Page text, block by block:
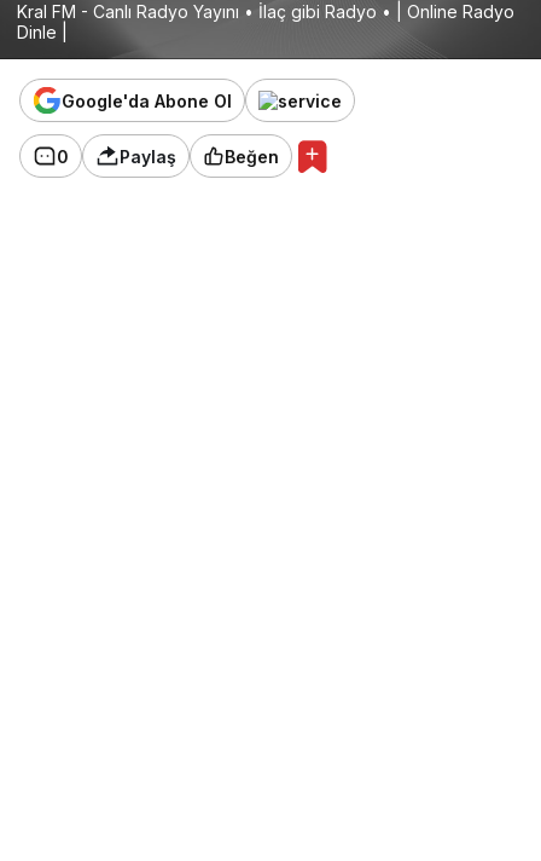
Kral FM - Canlı Radyo Yayını • İlaç gibi Radyo • | Online Radyo
Dinle |
Google'da Abone Ol
0 Paylaş Beğen